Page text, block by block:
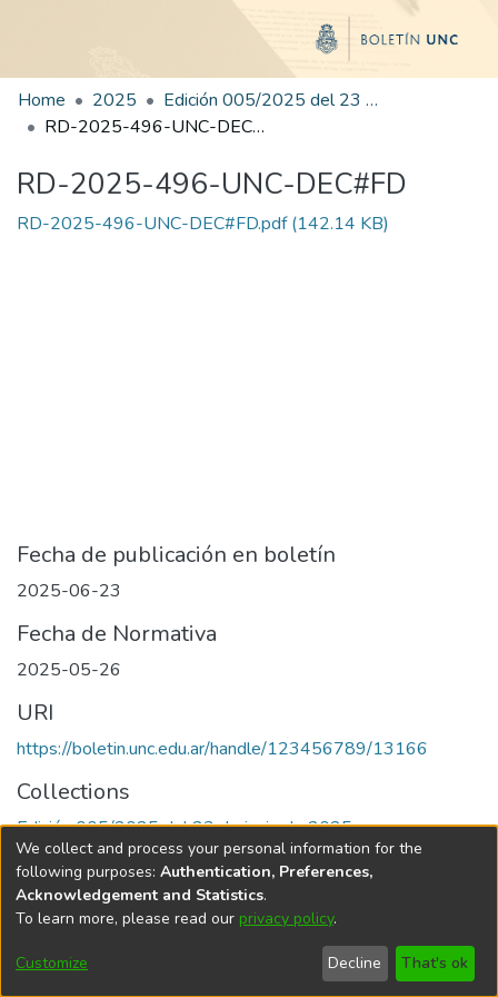
Home 2025
Edición 005/2025 del 23 de junio de 2025
RD-2025-496-UNC-DEC#FD
RD-2025-496-UNC-DEC#FD
RD-2025-496-UNC-DEC#FD.pdf(142.14 KB)
Fecha de publicación en boletín
2025-06-23
Fecha de Normativa
2025-05-26
URI
https://boletin.unc.edu.ar/handle/123456789/13166
Collections
Edición 005/2025 del 23 de junio de 2025
Universidad Nacional de Córdoba
We collect and process your personal information for the
following purposes: Authentication, Preferences,
Acknowledgement and Statistics.
To learn more, please read our privacy policy.
Customize Decline That's ok